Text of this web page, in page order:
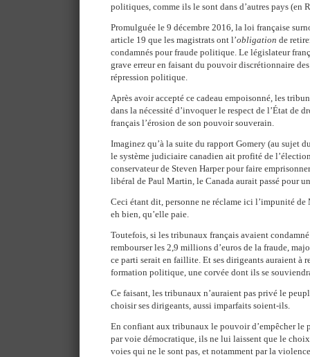
politiques, comme ils le sont dans d’autres pays (en
Promulguée le 9 décembre 2016, la loi française
article 19 que les magistrats ont l’obligation de
condamnés pour fraude politique. Le législateur
grave erreur en faisant du pouvoir discrétionnaire
répression politique.
Après avoir accepté ce cadeau empoisonné, les
dans la nécessité d’invoquer le respect de l’État de
français l’érosion de son pouvoir souverain.
Imaginez qu’à la suite du rapport Gomery (au sujet
le système judiciaire canadien ait profité de
conservateur de Steven Harper pour faire
libéral de Paul Martin, le Canada aurait passé pour
Ceci étant dit, personne ne réclame ici l’impunité de
eh bien, qu’elle paie.
Toutefois, si les tribunaux français avaient
rembourser les 2,9 millions d’euros de la fraude,
ce parti serait en faillite. Et ses dirigeants auraient à
formation politique, une corvée dont ils se
Ce faisant, les tribunaux n’auraient pas privé le
choisir ses dirigeants, aussi imparfaits soient-ils.
En confiant aux tribunaux le pouvoir d’empêcher le
par voie démocratique, ils ne lui laissent que le
voies qui ne le sont pas, et notamment par la